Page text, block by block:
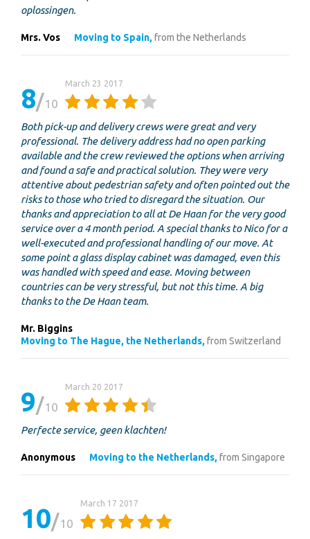
oplossingen.
Mrs. Vos Moving to Spain,from the Netherlands
8 10
March 23 2017
Both pick-up and delivery crews were great and very
professional. The delivery address had no open parking
available and the crew reviewed the options when arriving
and found a safe and practical solution. They were very
attentive about pedestrian safety and often pointed out the
risks to those who tried to disregard the situation. Our
thanks and appreciation to all at De Haan for the very good
service over a 4 month period. A special thanks to Nico for a
well-executed and professional handling of our move. At
some point a glass display cabinet was damaged, even this
was handled with speed and ease. Moving between
countries can be very stressful, but not this time. A big
thanks to the De Haan team.
Mr. Biggins
Moving to The Hague, the Netherlands,from Switzerland
9 10
March 20 2017
Perfecte service, geen klachten!
Anonymous Moving to the Netherlands,from Singapore
10 10
March 17 2017